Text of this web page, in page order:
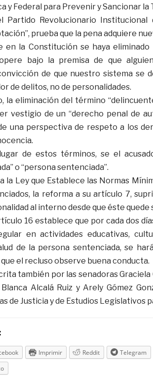
y Federal para Prevenir y Sancionar la
Partido Revolucionario
prueba que la pena adquiere
en la Constitución se haya eliminado
bajo la premisa de que
de que nuestro sistema se
de delitos, no de personalidades.
la eliminación del término
vestigio de un “derecho penal de
una perspectiva de respeto a los
de estos términos, se el
o “persona sentenciada”.
la Ley que Establece las Normas
la reforma a su artículo 7,
al interno desde que éste quede
16 establece que por cada dos
en actividades educativas,
de la persona sentenciada, se
el recluso observe buena conducta.
también por las senadoras Graciela
Alcalá Ruiz y Arely Gómez
de Justicia y de Estudios Legislativos
Imprimir Reddit Telegram